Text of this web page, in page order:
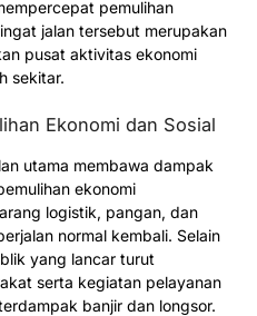
pemulihan
jalan tersebut merupakan
pusat aktivitas ekonomi
sekitar.
Ekonomi dan Sosial
utama membawa dampak
ekonomi
logistik, pangan, dan
normal kembali. Selain
yang lancar turut
serta kegiatan pelayanan
banjir dan longsor.